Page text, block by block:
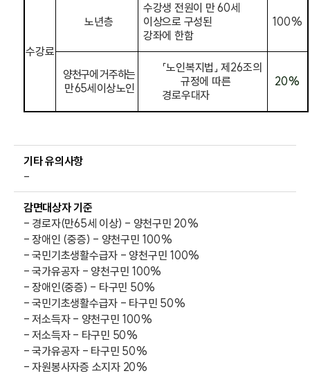
수강료
노년층
수강생 전원이 만60세
이상으로 구성된
강좌에 한함
100%
양천구에 거주하는
만65세 이상 노인
「노인복지법 」제 26조의
규정에 따른
경로우대자
20%
기타 유의사항
-
감면대상자 기준
- 경로자(만65세 이상) - 양천구민 20%
- 장애인 (중증) - 양천구민 100%
- 국민기초생활수급자 - 양천구민 100%
- 국가유공자 - 양천구민 100%
- 장애인(중증) - 타구민 50%
- 국민기초생활수급자 - 타구민 50%
- 저소득자 - 양천구민 100%
- 저소득자 - 타구민 50%
- 국가유공자 - 타구민 50%
- 자원봉사자증 소지자 20%